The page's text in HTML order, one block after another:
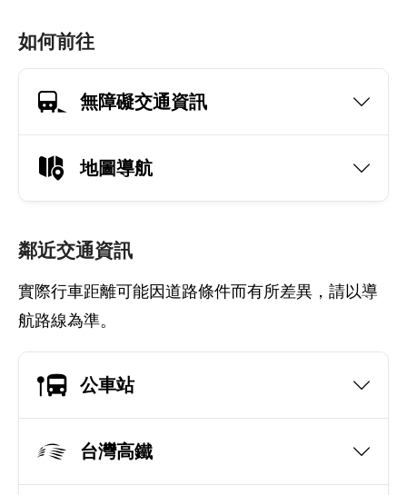
如何前往
無障礙交通資訊
地圖導航
鄰近交通資訊
實際行車距離可能因道路條件而有所差異，請以導
航路線為準。
公車站
台灣高鐵